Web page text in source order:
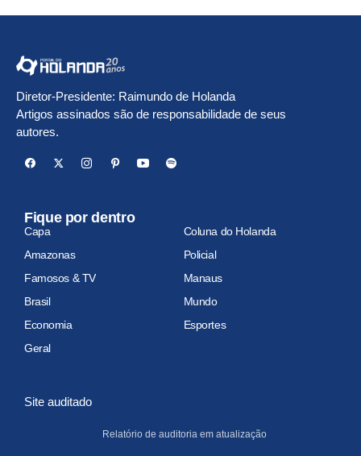
Diretor-Presidente: Raimundo de Holanda
Artigos assinados são de responsabilidade de seus
autores.
Fique por dentro
Capa
Coluna do Holanda
Amazonas
Policial
Famosos & TV
Manaus
Brasil
Mundo
Economia
Esportes
Geral
Site auditado
Relatório de auditoria em atualização